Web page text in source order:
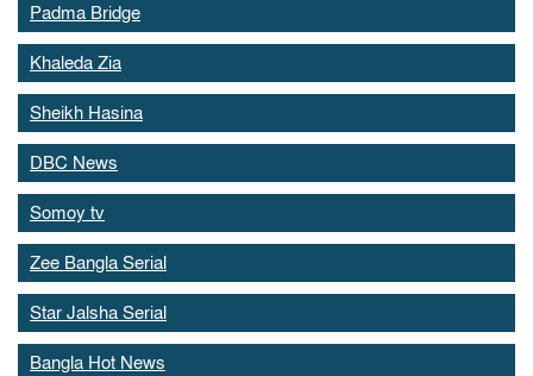
Padma Bridge
Khaleda Zia
Sheikh Hasina
DBC News
Somoy tv
Zee Bangla Serial
Star Jalsha Serial
Bangla Hot News